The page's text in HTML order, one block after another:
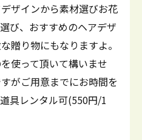
ザインから素材選びお花
び、おすすめのヘアデザ
贈り物にもなりますよ。
使って頂いて構いませ
がご用意までにお時間を
具レンタル可(550円/1